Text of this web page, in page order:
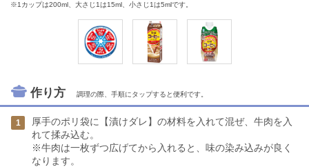
※1カップは200ml、大さじ1は15ml、小さじ1は5mlです。
作り方 調理の際、手順にタップすると便利です。
1
厚手のポリ袋に【漬けダレ】の材料を入れて混ぜ、牛肉を入
れて揉み込む。
※牛肉は一枚ずつ広げてから入れると、味の染み込みが良く
なります。